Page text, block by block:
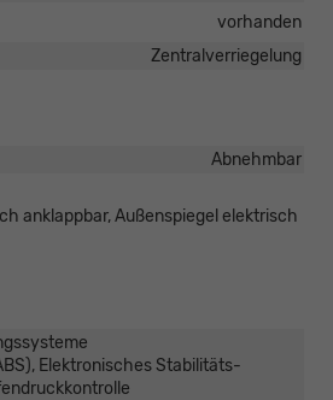
vorhanden
Zentralverriegelung
Abnehmbar
anklappbar, Außenspiegel elektrisch
Elektronisches Stabilitäts-